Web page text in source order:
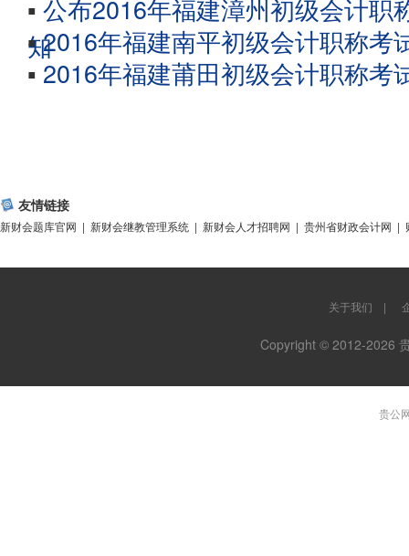
▪ 公布2016年福建漳州初级会计职
知
▪2016年福建南平初级会计职称考
▪ 2016年福建莆田初级会计职称考
友情链接
新财会题库官网 | 新财会继教管理系统 | 新财会人才招聘网 | 贵州省财政会计网 |
关于我们 |
Copyright © 2012-2026
贵公